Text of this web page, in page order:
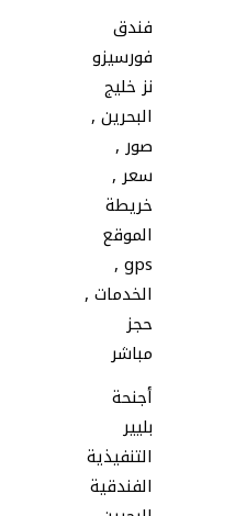
فندق
فورسيزو
نز خليج
البحرين ,
صور ,
سعر ,
خريطة
الموقع
gps ,
الخدمات ,
حجز
مباشر
أجنحة
بليير
التنفيذية
الفندقية